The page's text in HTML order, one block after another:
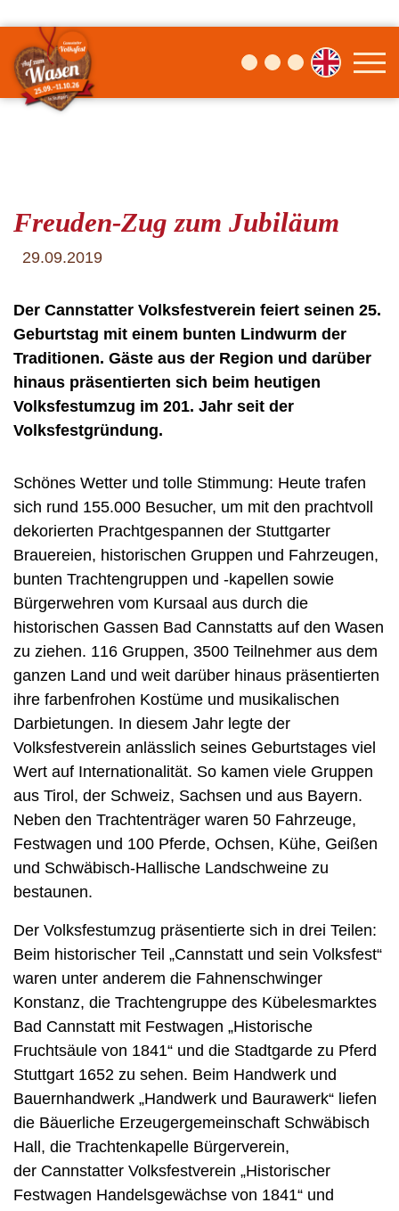
Freuden-Zug zum Jubiläum
29.09.2019
Der Cannstatter Volksfestverein feiert seinen 25.
Geburtstag mit einem bunten Lindwurm der
Traditionen. Gäste aus der Region und darüber
hinaus präsentierten sich beim heutigen
Volksfestumzug im 201. Jahr seit der
Volksfestgründung.
Schönes Wetter und tolle Stimmung: Heute trafen
sich rund 155.000 Besucher, um mit den prachtvoll
dekorierten Prachtgespannen der Stuttgarter
Brauereien, historischen Gruppen und Fahrzeugen,
bunten Trachtengruppen und -kapellen sowie
Bürgerwehren vom Kursaal aus durch die
historischen Gassen Bad Cannstatts auf den Wasen
zu ziehen. 116 Gruppen, 3500 Teilnehmer aus dem
ganzen Land und weit darüber hinaus präsentierten
ihre farbenfrohen Kostüme und musikalischen
Darbietungen. In diesem Jahr legte der
Volksfestverein anlässlich seines Geburtstages viel
Wert auf Internationalität. So kamen viele Gruppen
aus Tirol, der Schweiz, Sachsen und aus Bayern.
Neben den Trachtenträger waren 50 Fahrzeuge,
Festwagen und 100 Pferde, Ochsen, Kühe, Geißen
und Schwäbisch-Hallische Landschweine zu
bestaunen.
Der Volksfestumzug präsentierte sich in drei Teilen:
Beim historischer Teil „Cannstatt und sein Volksfest“
waren unter anderem die Fahnenschwinger
Konstanz, die Trachtengruppe des Kübelesmarktes
Bad Cannstatt mit Festwagen „Historische
Fruchtsäule von 1841“ und die Stadtgarde zu Pferd
Stuttgart 1652 zu sehen. Beim Handwerk und
Bauernhandwerk „Handwerk und Baurawerk“ liefen
die Bäuerliche Erzeugergemeinschaft Schwäbisch
Hall, die Trachtenkapelle Bürgerverein,
der Cannstatter Volksfestverein „Historischer
Festwagen Handelsgewächse von 1841“ und